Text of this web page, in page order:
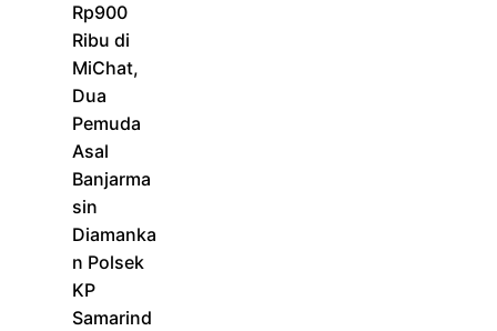
Rp900
Ribu di
MiChat,
Dua
Pemuda
Asal
Banjarma
sin
Diamanka
n Polsek
KP
Samarind